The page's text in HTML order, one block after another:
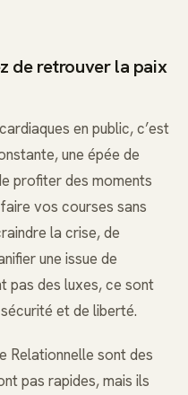
de retrouver la paix
en public, c’est
une épée de
profiter des moments
vos courses sans
la crise, de
une issue de
pas des luxes, ce sont
et de liberté.
Relationnelle sont des
pas rapides, mais ils